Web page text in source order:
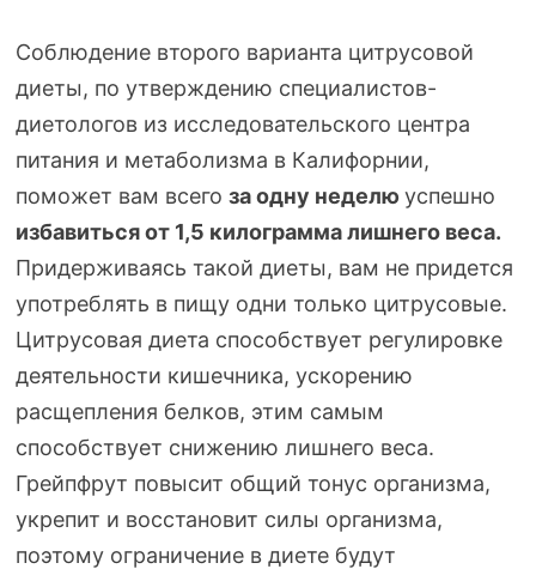
Соблюдение второго варианта цитрусовой
диеты, по утверждению специалистов-
диетологовиз исследовательского центра
питания и метаболизма в Калифорнии,
поможет вам всего за одну неделю успешно
избавиться от 1,5 килограмма лишнего веса.
Придерживаясь такой диеты, вам не придется
употреблять в пищу одни только цитрусовые.
Цитрусовая диета способствует регулировке
деятельности кишечника, ускорению
расщепления белков, этим самым
способствует снижению лишнего веса.
Грейпфрут повысит общий тонус организма,
укрепит и восстановит силы организма,
поэтому ограничение в диете будут